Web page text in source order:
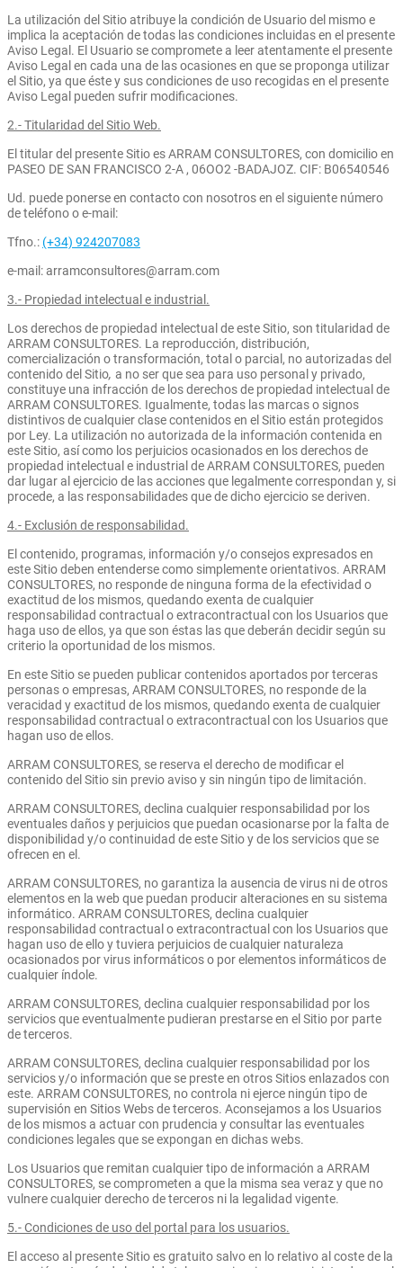
La utilización del Sitio atribuye la condición de Usuario del mismo e
implica la aceptación de todas las condiciones incluidas en el presente
Aviso Legal. El Usuario se compromete a leer atentamente el presente
Aviso Legal en cada una de las ocasiones en que se proponga utilizar
el Sitio, ya que éste y sus condiciones de uso recogidas en el presente
Aviso Legal pueden sufrir modificaciones.
2.- Titularidad del Sitio Web.
El titular del presente Sitio es ARRAM CONSULTORES, con domicilio en
PASEO DE SAN FRANCISCO 2-A , 06OO2 -BADAJOZ. CIF: B06540546
Ud. puede ponerse en contacto con nosotros en el siguiente número
de teléfono o e-mail:
Tfno.: (+34) 924207083
e-mail: arramconsultores@arram.com
3.- Propiedad intelectual e industrial.
Los derechos de propiedad intelectual de este Sitio, son titularidad de
ARRAM CONSULTORES. La reproducción, distribución,
comercialización o transformación, total o parcial, no autorizadas del
contenido del Sitio, a no ser que sea para uso personal y privado,
constituye una infracción de los derechos de propiedad intelectual de
ARRAM CONSULTORES. Igualmente, todas las marcas o signos
distintivos de cualquier clase contenidos en el Sitio están protegidos
por Ley. La utilización no autorizada de la información contenida en
este Sitio, así como los perjuicios ocasionados en los derechos de
propiedad intelectual e industrial de ARRAM CONSULTORES, pueden
dar lugar al ejercicio de las acciones que legalmente correspondan y, si
procede, a las responsabilidades que de dicho ejercicio se deriven.
4.- Exclusión de responsabilidad.
El contenido, programas, información y/o consejos expresados en
este Sitio deben entenderse como simplemente orientativos. ARRAM
CONSULTORES, no responde de ninguna forma de la efectividad o
exactitud de los mismos, quedando exenta de cualquier
responsabilidad contractual o extracontractual con los Usuarios que
haga uso de ellos, ya que son éstas las que deberán decidir según su
criterio la oportunidad de los mismos.
En este Sitio se pueden publicar contenidos aportados por terceras
personas o empresas, ARRAM CONSULTORES, no responde de la
veracidad y exactitud de los mismos, quedando exenta de cualquier
responsabilidad contractual o extracontractual con los Usuarios que
hagan uso de ellos.
ARRAM CONSULTORES, se reserva el derecho de modificar el
contenido del Sitio sin previo aviso y sin ningún tipo de limitación.
ARRAM CONSULTORES, declina cualquier responsabilidad por los
eventuales daños y perjuicios que puedan ocasionarse por la falta de
disponibilidad y/o continuidad de este Sitio y de los servicios que se
ofrecen en el.
ARRAM CONSULTORES, no garantiza la ausencia de virus ni de otros
elementos en la web que puedan producir alteraciones en su sistema
informático. ARRAM CONSULTORES, declina cualquier
responsabilidad contractual o extracontractual con los Usuarios que
hagan uso de ello y tuviera perjuicios de cualquier naturaleza
ocasionados por virus informáticos o por elementos informáticos de
cualquier índole.
ARRAM CONSULTORES, declina cualquier responsabilidad por los
servicios que eventualmente pudieran prestarse en el Sitio por parte
de terceros.
ARRAM CONSULTORES, declina cualquier responsabilidad por los
servicios y/o información que se preste en otros Sitios enlazados con
este. ARRAM CONSULTORES, no controla ni ejerce ningún tipo de
supervisión en Sitios Webs de terceros. Aconsejamos a los Usuarios
de los mismos a actuar con prudencia y consultar las eventuales
condiciones legales que se expongan en dichas webs.
Los Usuarios que remitan cualquier tipo de información a ARRAM
CONSULTORES, se comprometen a que la misma sea veraz y que no
vulnere cualquier derecho de terceros ni la legalidad vigente.
5.- Condiciones de uso del portal para los usuarios.
El acceso al presente Sitio es gratuito salvo en lo relativo al coste de la